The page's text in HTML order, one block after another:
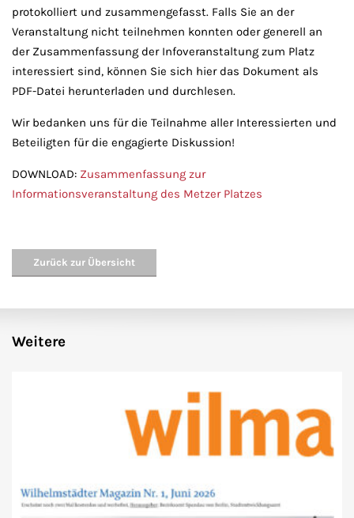
protokolliert und zusammengefasst. Falls Sie an der
Veranstaltung nicht teilnehmen konnten oder generell an
der Zusammenfassung der Infoveranstaltung zum Platz
interessiert sind, können Sie sich hier das Dokument als
PDF-Datei herunterladen und durchlesen.
Wir bedanken uns für die Teilnahme aller Interessierten und
Beteiligten für die engagierte Diskussion!
DOWNLOAD: Zusammenfassung zur
Informationsveranstaltung des Metzer Platzes
Zurück zur Übersicht
Weitere